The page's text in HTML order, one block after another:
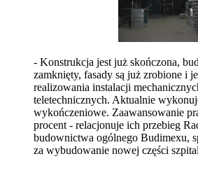
- Konstrukcja jest już skończona,
zamknięty, fasady są już zrobione i
realizowania instalacji
teletechnicznych. Aktualnie
wykończeniowe. Zaawansowanie
procent - relacjonuje ich przebieg
budownictwa ogólnego Budimexu,
za wybudowanie nowej części